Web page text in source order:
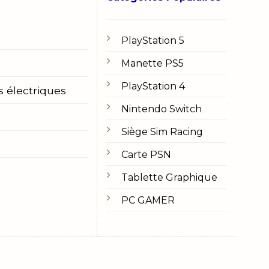
électriques
PlayStation 5
Manette PS5
PlayStation 4
Nintendo Switch
Siège Sim Racing
Carte PSN
Tablette Graphique
PC GAMER